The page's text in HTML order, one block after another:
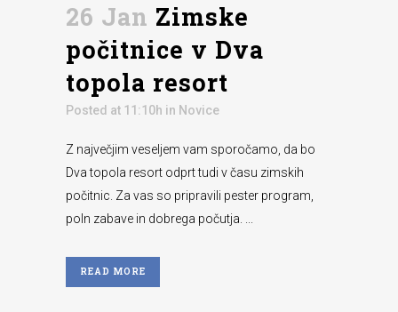
26 Jan Zimske
počitnice v Dva
topola resort
Posted at 11:10h in Novice
Z največjim veseljem vam sporočamo, da bo
Dva topola resort odprt tudi v času zimskih
počitnic. Za vas so pripravili pester program,
poln zabave in dobrega počutja. ...
READ MORE